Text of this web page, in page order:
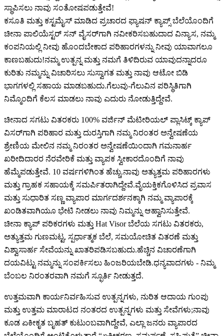
ಸ್ಥಾಪಿಸಲು ನಾವು ಸಂತೋಷಪಡುತ್ತೇವೆ!
ಕಸೂತಿ ಮತ್ತು ಕಸ್ಟಮೈಸ್ ಮಾಡಿದ ಪ್ರಚಾರದ ಫ್ಯಾಷನ್ ಕ್ಯಾಪ್ಸ್ ಬೆಲೆಯೊಂದಿಗೆ
ಚೀನಾ ಪಾಲಿಯೆಸ್ಟರ್ ಸನ್ ವೈಸರ್‌ಗಾಗಿ ನವೀಕರಿಸಬಹುದಾದ ವಿನ್ಯಾಸ, ನಮ್ಮ
ಕಂಪನಿಯಲ್ಲಿ ನೀವು ಹೊಂದಬೇಕಾದ ಪರಿಹಾರಗಳನ್ನು ನೀವು ಯಾವಾಗಲೂ
ಕಾಣಬಹುದು!ನಮ್ಮ ಉತ್ಪನ್ನ ಮತ್ತು ನಮಗೆ ತಿಳಿದಿರುವ ಯಾವುದನ್ನಾದರೂ
ಕುರಿತು ನಮ್ಮನ್ನು ವಿಚಾರಿಸಲು ಸುಸ್ವಾಗತ ಮತ್ತು ನಾವು ಆಟೋ ಬಿಡಿ
ಭಾಗಗಳಲ್ಲಿ ಸಹಾಯ ಮಾಡಬಹುದು.ಗೆಲುವು-ಗೆಲುವಿನ ಪರಿಸ್ಥಿತಿಗಾಗಿ
ನಿಮ್ಮೊಂದಿಗೆ ಕೆಲಸ ಮಾಡಲು ನಾವು ಎದುರು ನೋಡುತ್ತಿದ್ದೇವೆ.
ಚೀನಾದ ಸಗಟು ವಿತರಕರು 100% ವರ್ಜಿನ್ ಮೆಟೀರಿಯಲ್ ಪ್ಲಾಸಿಟ್ಕ್ ಕ್ಯಾಪ್
ವಿಸರ್‌ಗಾಗಿ ಪರಿಹಾರ ಮತ್ತು ದುರಸ್ತಿಗಾಗಿ ನಮ್ಮ ನಿರಂತರ ಅನ್ವೇಷಣೆಯ
ಶ್ರೇಣಿಯ ಮೇಲಿನ ನಮ್ಮ ನಿರಂತರ ಅನ್ವೇಷಣೆಯಿಂದಾಗಿ ಗಮನಾರ್ಹ
ಖರೀದಿದಾರರ ನೆರವೇರಿಕೆ ಮತ್ತು ವ್ಯಾಪಕ ಸ್ವೀಕಾರದೊಂದಿಗೆ ನಾವು
ಹೆಮ್ಮೆಪಡುತ್ತೇವೆ. 10 ವರ್ಷಗಳಿಗಿಂತ ಹೆಚ್ಚು.ನಾವು ಅತ್ಯುತ್ತಮ ಪರಿಹಾರಗಳು
ಮತ್ತು ಗ್ರಾಹಕ ಸಹಾಯಕ್ಕೆ ಸಮರ್ಪಿತರಾಗಿದ್ದೇವೆ.ವೈಯಕ್ತಿಕಗೊಳಿಸಿದ ಪ್ರವಾಸ
ಮತ್ತು ಸುಧಾರಿತ ಸಣ್ಣ ವ್ಯಾಪಾರ ಮಾರ್ಗದರ್ಶನಕ್ಕಾಗಿ ನಮ್ಮ ವ್ಯಾಪಾರಕ್ಕೆ
ಖಂಡಿತವಾಗಿಯೂ ಭೇಟಿ ನೀಡಲು ನಾವು ನಿಮ್ಮನ್ನು ಆಹ್ವಾನಿಸುತ್ತೇವೆ.
ಚೀನಾ ಕ್ಯಾಪ್ ಪರಿಕರಗಳು ಮತ್ತು Hat Visor ಬೆಲೆಯ ಸಗಟು ವಿತರಕರು,
ಅತ್ಯುತ್ತಮ ಗುಣಮಟ್ಟ, ಸ್ಪರ್ಧಾತ್ಮಕ ಬೆಲೆ, ಸಮಯೋಚಿತ ವಿತರಣೆ ಮತ್ತು
ವಿಶ್ವಾಸಾರ್ಹ ಸೇವೆಯನ್ನು ಖಾತರಿಪಡಿಸಬಹುದು.ಹೆಚ್ಚಿನ ವಿಚಾರಣೆಗಾಗಿ
ದಯವಿಟ್ಟು ನಮ್ಮನ್ನು ಸಂಪರ್ಕಿಸಲು ಹಿಂಜರಿಯಬೇಡಿ.ಧನ್ಯವಾದಗಳು - ನಿಮ್ಮ
ಬೆಂಬಲ ನಿರಂತರವಾಗಿ ನಮಗೆ ಸ್ಫೂರ್ತಿ ನೀಡುತ್ತದೆ.
ಉತ್ತಮವಾಗಿ ಕಾರ್ಯನಿರ್ವಹಿಸುವ ಉತ್ಪನ್ನಗಳು, ನುರಿತ ಆದಾಯ ಗುಂಪು
ಮತ್ತು ಉತ್ತಮ ಮಾರಾಟದ ನಂತರದ ಉತ್ಪನ್ನಗಳು ಮತ್ತು ಸೇವೆಗಳು;ನಾವು
ಕೂಡ ಏಕೀಕೃತ ಬೃಹತ್ ಕುಟುಂಬವಾಗಿದ್ದೇವೆ, ಎಲ್ಲಾ ಜನರು ವ್ಯಾಪಾರದ